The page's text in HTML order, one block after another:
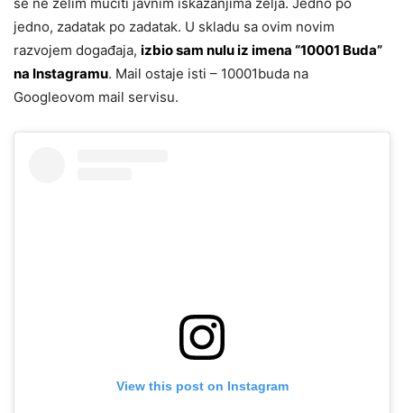
se ne želim mučiti javnim iskazanjima želja. Jedno po
jedno, zadatak po zadatak. U skladu sa ovim novim
razvojem događaja, izbio sam nulu iz imena “10001 Buda”
na Instagramu. Mail ostaje isti – 10001buda na
Googleovom mail servisu.
View this post on Instagram